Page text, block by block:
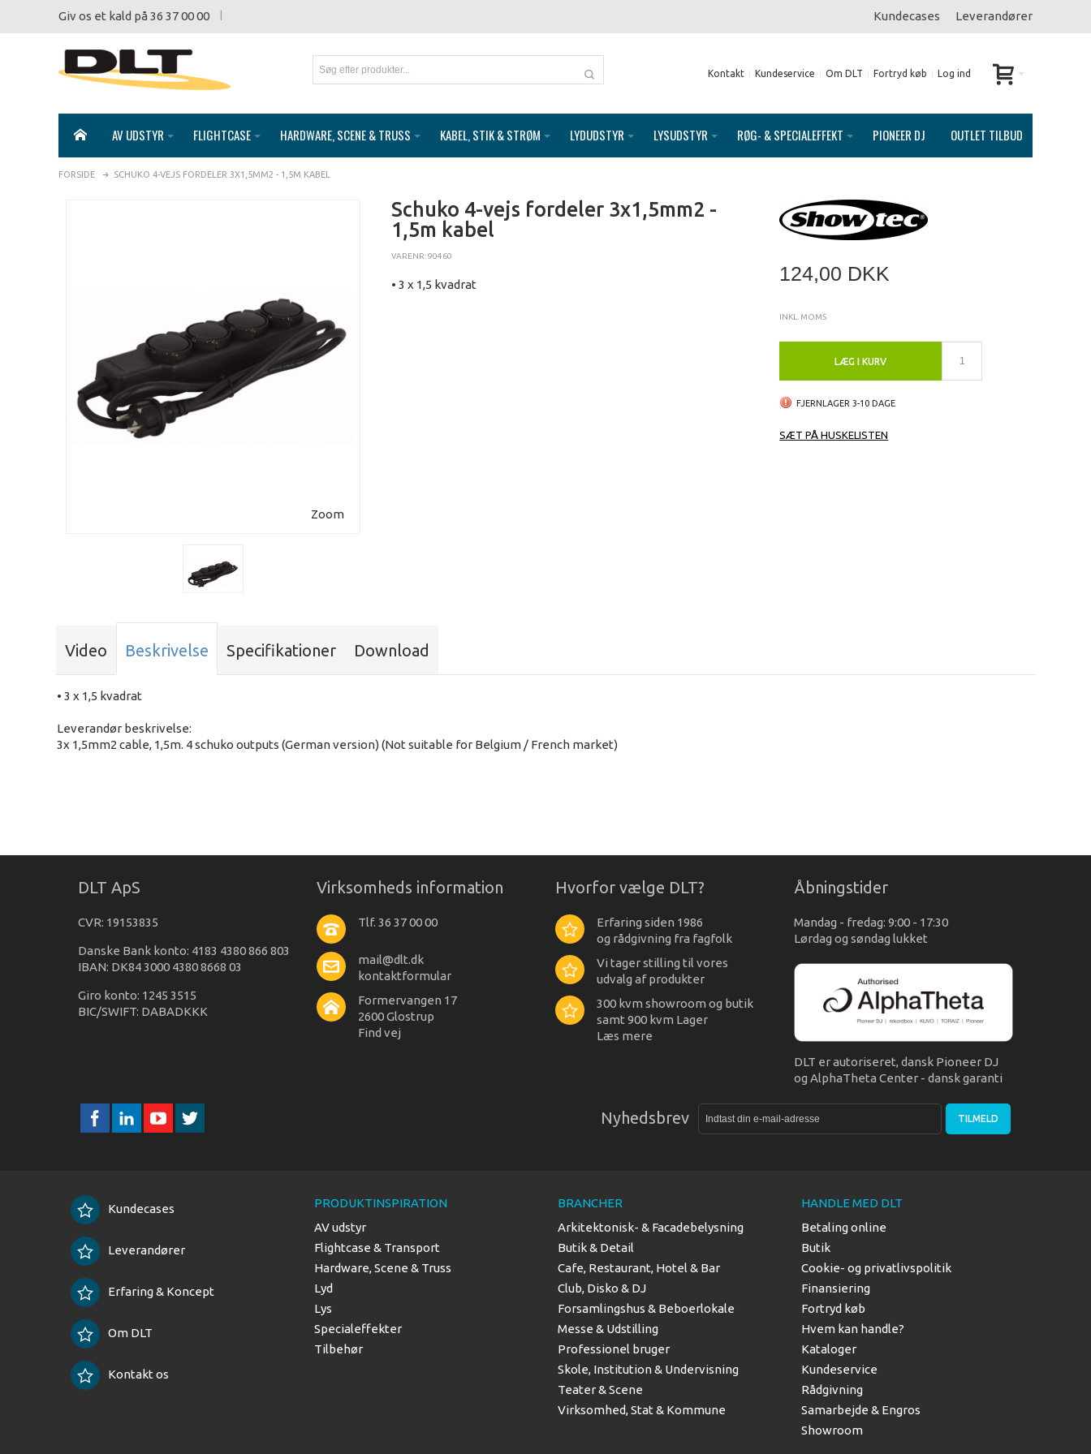
Giv os et kald på 36 37 00 00 Kundecases Leverandører
Kontakt Kundeservice Om DLT Fortryd køb Log ind
AV UDSTYR FLIGHTCASE HARDWARE, SCENE & TRUSS KABEL, STIK & STRØM LYDUDSTYR LYSUDSTYR RØG- & SPECIALEFFEKT PIONEER DJ OUTLET TILBUD
FORSIDE SCHUKO 4-VEJS FORDELER 3X1,5MM2 - 1,5M KABEL
Zoom
Schuko 4-vejs fordeler 3x1,5mm2 -
1,5m kabel
VARENR: 90460
• 3 x 1,5 kvadrat 124,00 DKK
INKL. MOMS
LÆG I KURV
FJERNLAGER 3-10 DAGE
SÆT PÅ HUSKELISTEN
Video Beskrivelse Specifikationer Download
• 3 x 1,5 kvadrat
Leverandør beskrivelse:
3x 1,5mm2 cable, 1,5m. 4 schuko outputs (German version) (Not suitable for Belgium / French market)
DLT ApS
CVR: 19153835
Danske Bank konto: 4183 4380 866 803
IBAN: DK84 3000 4380 8668 03
Giro konto: 1245 3515
BIC/SWIFT: DABADKKK
Virksomheds information
Tlf. 36 37 00 00
mail@dlt.dk
kontaktformular
Formervangen 17
2600 Glostrup
Find vej
Hvorfor vælge DLT?
Erfaring siden 1986
og rådgivning fra fagfolk
Vi tager stilling til vores
udvalg af produkter
300 kvm showroom og butik
samt 900 kvm Lager
Læs mere
Åbningstider
Mandag - fredag: 9:00 - 17:30
Lørdag og søndag lukket
DLT er autoriseret, dansk Pioneer DJ
og AlphaTheta Center - dansk garanti
Nyhedsbrev TILMELD
Kundecases
Leverandører
Erfaring & Koncept
Om DLT
Kontakt os
PRODUKTINSPIRATION
AV udstyr
Flightcase & Transport
Hardware, Scene & Truss
Lyd
Lys
Specialeffekter
Tilbehør
BRANCHER
Arkitektonisk- & Facadebelysning
Butik & Detail
Cafe, Restaurant, Hotel & Bar
Club, Disko & DJ
Forsamlingshus & Beboerlokale
Messe & Udstilling
Professionel bruger
Skole, Institution & Undervisning
Teater & Scene
Virksomhed, Stat & Kommune
HANDLE MED DLT
Betaling online
Butik
Cookie- og privatlivspolitik
Finansiering
Fortryd køb
Hvem kan handle?
Kataloger
Kundeservice
Rådgivning
Samarbejde & Engros
Showroom